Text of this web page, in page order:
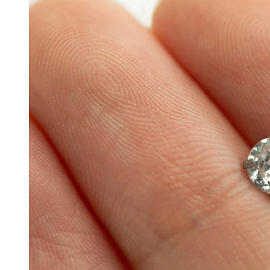
Dilataciones